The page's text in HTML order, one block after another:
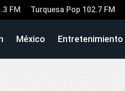
FM Turquesa Pop 102.7 FM
México Entretenimiento